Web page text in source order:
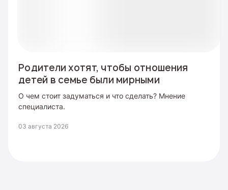
Родители хотят, чтобы отношения
детей в семье были мирными
О чем стоит задуматься и что сделать? Мнение
специалиста.
03 августа 2026